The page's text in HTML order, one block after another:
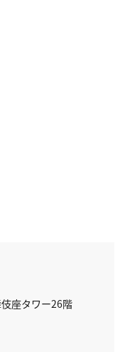
座タワー26階